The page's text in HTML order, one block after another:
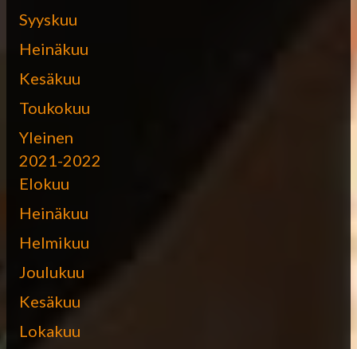
Syyskuu
Heinäkuu
Kesäkuu
Toukokuu
Yleinen
2021-2022
Elokuu
Heinäkuu
Helmikuu
Joulukuu
Kesäkuu
Lokakuu